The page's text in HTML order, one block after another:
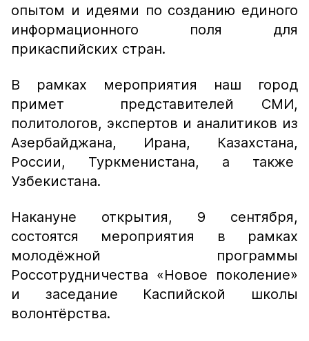
опытом и идеями по созданию единого
информационного поля для
прикаспийских стран.
В рамках мероприятия наш город
примет представителей СМИ,
политологов, экспертов и аналитиков из
Азербайджана, Ирана, Казахстана,
России, Туркменистана, а также
Узбекистана.
Накануне открытия, 9 сентября,
состоятся мероприятия в рамках
молодёжной программы
Россотрудничества «Новое поколение»
и заседание Каспийской школы
волонтёрства.